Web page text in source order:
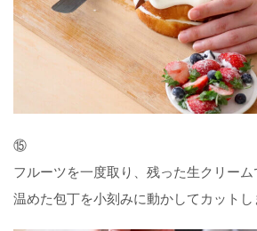
⑮
フルーツを一度取り、残った生クリー
温めた包丁を小刻みに動かしてカットし